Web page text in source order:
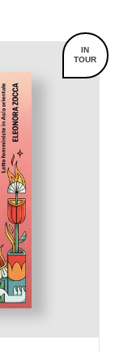
IN
TOUR